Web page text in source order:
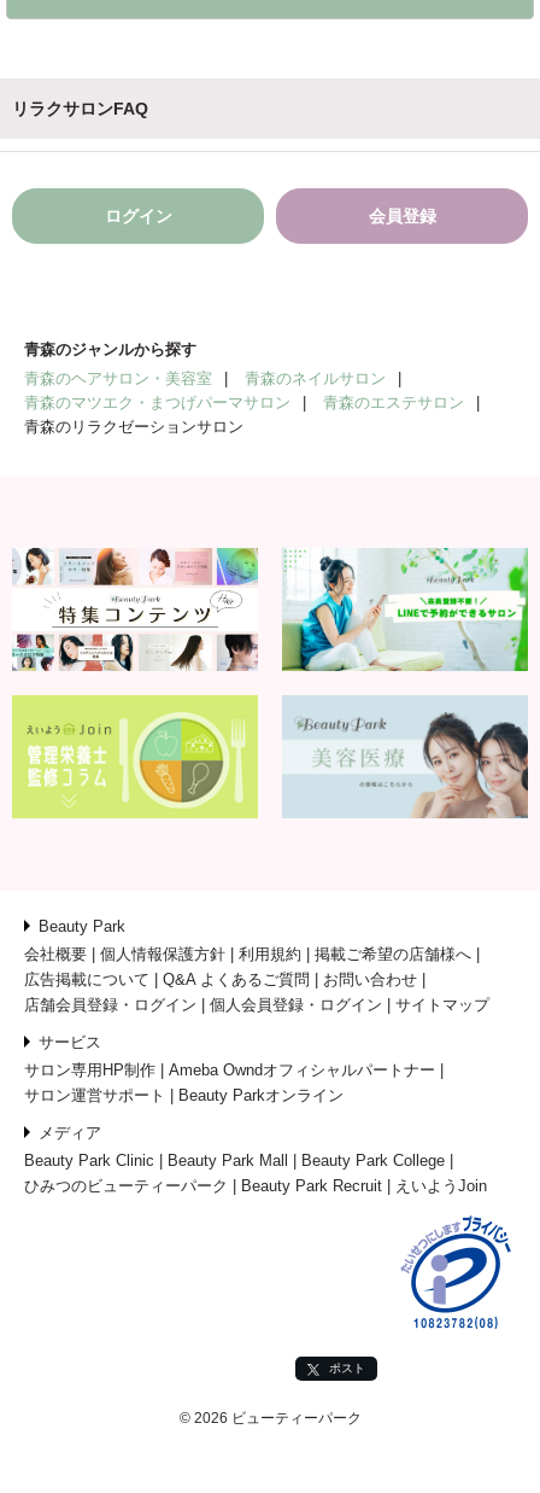
リラクサロンFAQ
ログイン 会員登録
青森のジャンルから探す
青森のヘアサロン・美容室
青森のネイルサロン
青森のマツエク・まつげパーマサロン
青森のエステサロン
青森のリラクゼーションサロン
Beauty Park
会社概要
個人情報保護方針 利用規約
掲載ご希望の店舗様へ
広告掲載について
Q&A よくあるご質問
お問い合わせ
店舗会員登録・ログイン
個人会員登録・ログイン サイトマップ
サービス
サロン専用HP制作
Ameba Owndオフィシャルパートナー
サロン運営サポート
Beauty Parkオンライン
メディア
Beauty Park Clinic
Beauty Park Mall
Beauty Park College
ひみつのビューティーパーク
Beauty Park Recruit えいようJoin
ポスト
© 2026 ビューティーパーク